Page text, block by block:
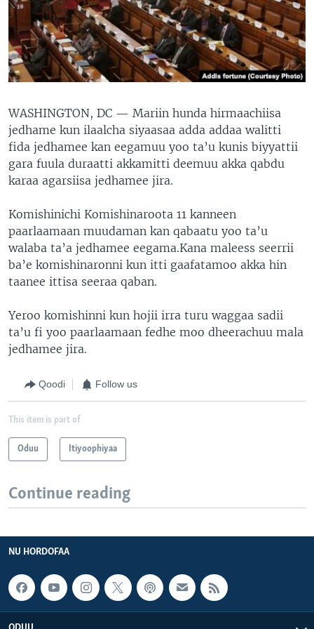
WASHINGTON, DC — Mariin hunda hirmaachiisa
jedhame kun ilaalcha siyaasaa adda addaa walitti
fida jedhamee kan eegamuu yoo ta’u kunis biyyattii
gara fuula duraatti akkamitti deemuu akka qabdu
karaa agarsiisa jedhamee jira.
Komishinichi Komishinaroota 11 kanneen
paarlaamaan muudaman kan qabaatu yoo ta’u
walaba ta’a jedhamee eegama.Kana maleess seerrii
ba’e komishinaronni kun itti gaafatamoo akka hin
taanee ittisa seeraa qaban.
Yeroo komishinni kun hojii irra turu waggaa sadii
ta’u fi yoo paarlaamaan fedhe moo dheerachuu mala
jedhamee jira.
Qoodi Follow us
This item is part of
Oduu Itiyoophiyaa
Continue reading
NU HORDOFAA